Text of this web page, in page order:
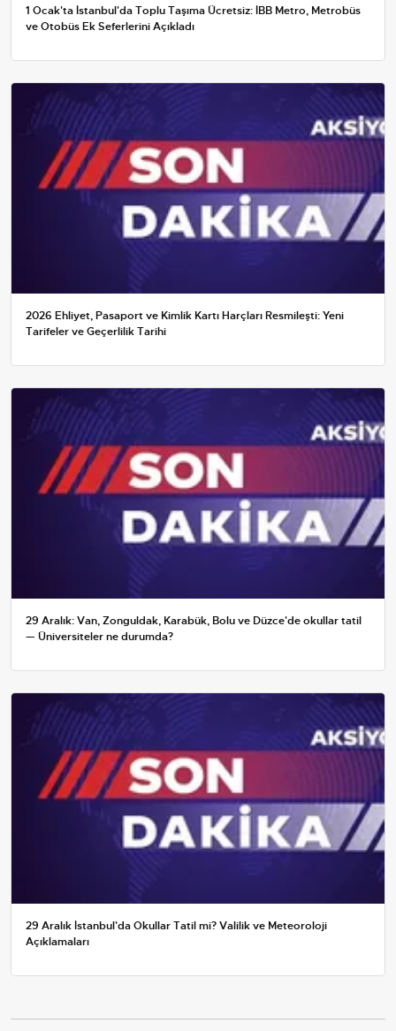
1 Ocak'ta İstanbul'da Toplu Taşıma Ücretsiz: İBB Metro, Metrobüs
ve Otobüs Ek Seferlerini Açıkladı
2026 Ehliyet, Pasaport ve Kimlik Kartı Harçları Resmileşti: Yeni
Tarifeler ve Geçerlilik Tarihi
29 Aralık: Van, Zonguldak, Karabük, Bolu ve Düzce'de okullar tatil
— Üniversiteler ne durumda?
29 Aralık İstanbul'da Okullar Tatil mi? Valilik ve Meteoroloji
Açıklamaları